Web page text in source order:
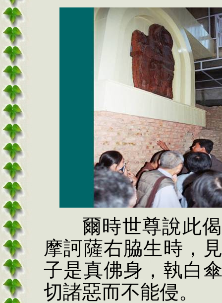
爾時世尊說此
摩訶薩右脇生時，
子是真佛身，執白
切諸惡而不能侵。